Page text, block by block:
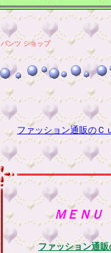
パンツ ショップ
ファッション通販のＣ
ＭＥＮＵ
ファッション通販